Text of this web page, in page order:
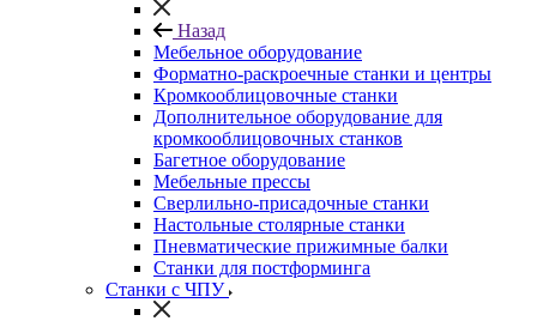
Назад
Мебельное оборудование
Форматно-раскроечные станки и центры
Кромкооблицовочные станки
Дополнительное оборудование для
кромкооблицовочных станков
Багетное оборудование
Мебельные прессы
Сверлильно-присадочные станки
Настольные столярные станки
Пневматические прижимные балки
Станки для постформинга
Станки с ЧПУ